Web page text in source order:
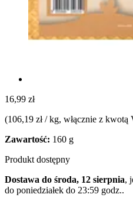
16,99 zł
(106,19 zł / kg, włącznie z kwotą
Zawartość: 160 g
Produkt dostępny
Dostawa do środa, 12 sierpnia,
do poniedziałek do 23:59 godz..